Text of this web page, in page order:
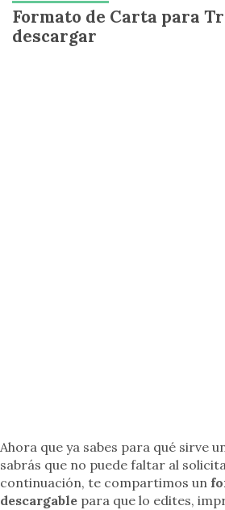
Formato de Carta para
descargar
Ahora que ya sabes para qué sirve
sabrás que no puede faltar al
continuación, te compartimos un
descargable para que lo edites,